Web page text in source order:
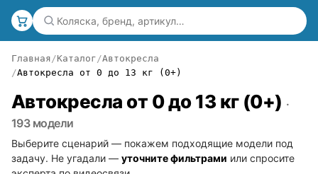
Главная Каталог Автокресла
Автокресла от 0 до 13 кг (0+)
Автокресла от 0 до 13 кг (0+) ·
193 модели
Выберите сценарий — покажем подходящие модели под
задачу. Не угадали — уточните фильтрами или спросите